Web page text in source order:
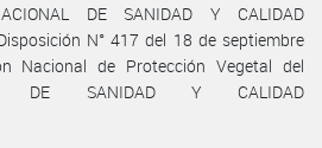
DE SANIDAD Y CALIDAD
N° 417 del 18 de septiembre
Nacional de Protección Vegetal del
DE SANIDAD Y CALIDAD